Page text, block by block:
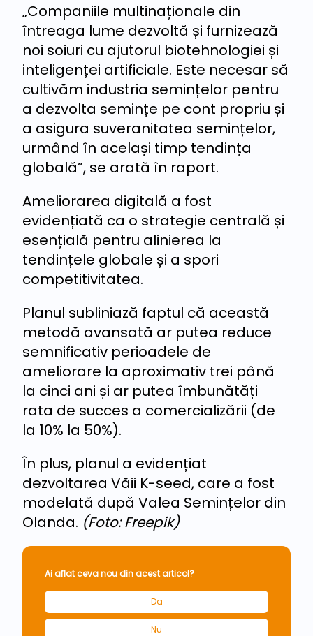
„Companiile multinaționale din
întreaga lume dezvoltă și furnizează
noi soiuri cu ajutorul biotehnologiei și
inteligenței artificiale. Este necesar să
cultivăm industria semințelor pentru
a dezvolta semințe pe cont propriu și
a asigura suveranitatea semințelor,
urmând în același timp tendința
globală”, se arată în raport.
Ameliorarea digitală a fost
evidențiată ca o strategie centrală și
esențială pentru alinierea la
tendințele globale și a spori
competitivitatea.
Planul subliniază faptul că această
metodă avansată ar putea reduce
semnificativ perioadele de
ameliorare la aproximativ trei până
la cinci ani și ar putea îmbunătăți
rata de succes a comercializării (de
la 10% la 50%).
În plus, planul a evidențiat
dezvoltarea Văii K-seed, care a fost
modelată după Valea Semințelor din
Olanda. (Foto: Freepik)
Ai aflat ceva nou din acest articol?
Da
Nu